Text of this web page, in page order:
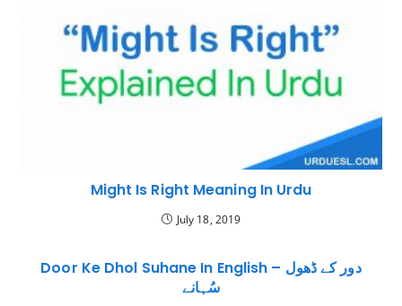
Might Is Right Meaning In Urdu
July 18, 2019
Door Ke Dhol Suhane In English – دور کے ڈھول
سُہانے